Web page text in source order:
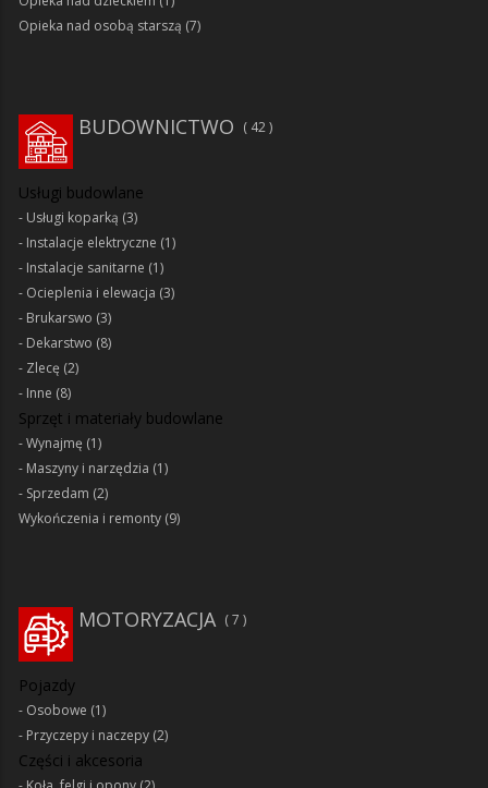
Opieka nad osobą starszą (7)
BUDOWNICTWO 42
Usługi budowlane
Usługi koparką (3)
Instalacje elektryczne (1)
Instalacje sanitarne (1)
Ocieplenia i elewacja (3)
Brukarswo (3)
Dekarstwo (8)
Zlecę (2)
Inne (8)
Sprzęt i materiały budowlane
Wynajmę (1)
Maszyny i narzędzia (1)
Sprzedam (2)
Wykończenia i remonty (9)
MOTORYZACJA 7
Pojazdy
Osobowe (1)
Przyczepy i naczepy (2)
Części i akcesoria